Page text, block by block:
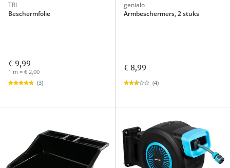
TRI
Beschermfolie
€ 9,99
1 m = € 2,00
(3)
genialo
Armbeschermers, 2 stuks
€ 8,99
(4)